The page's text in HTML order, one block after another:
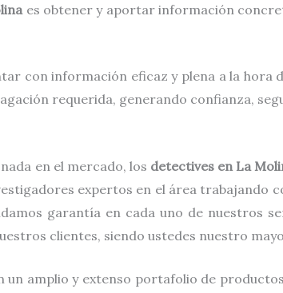
es obtener y aportar información
con información eficaz y plena a la hora
requerida, generando confianza,
en el mercado, los detectives en La
expertos en el área
garantía en cada uno de nuestros
clientes, siendo ustedes nuestro
un amplio y extenso portafolio de